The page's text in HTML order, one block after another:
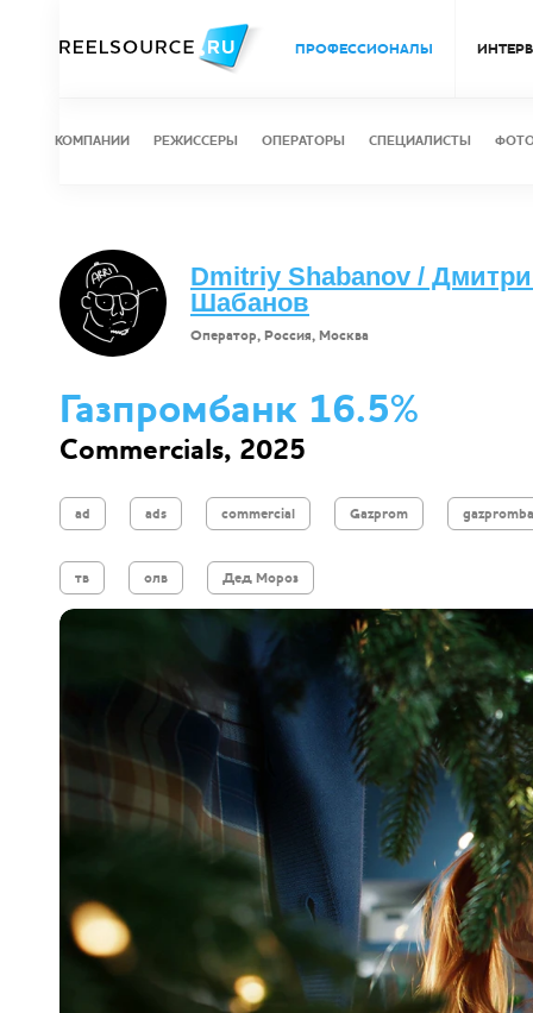
ПРОФЕССИОНАЛЫ
КОМПАНИИ РЕЖИССЕРЫ ОПЕРАТОРЫ СПЕЦИАЛИСТЫ
Dmitriy Shabanov /
Шабанов
Оператор, Россия, Москва
Газпромбанк 16.5%
Commercials, 2025
ad ads commercial Gazprom
тв олв Дед Мороз